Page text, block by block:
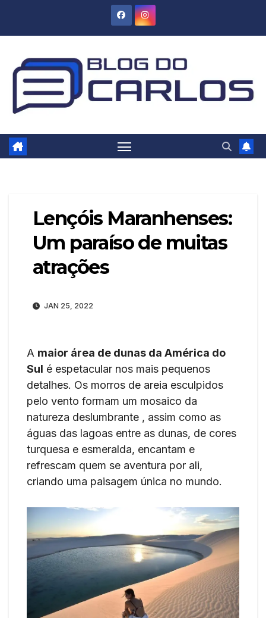
Lençóis Maranhenses:
Um paraíso de muitas
atrações
JAN 25, 2022
A maior área de dunas da América do
Sul é espetacular nos mais pequenos
detalhes. Os morros de areia esculpidos
pelo vento formam um mosaico da
natureza deslumbrante , assim como as
águas das lagoas entre as dunas, de cores
turquesa e esmeralda, encantam e
refrescam quem se aventura por ali,
criando uma paisagem única no mundo.